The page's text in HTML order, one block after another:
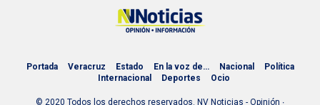
Portada Veracruz Estado En la voz de… Nacional
Política
Internacional
Deportes Ocio
© 2020 Todos los derechos reservados. NV Noticias - Opinión ∙